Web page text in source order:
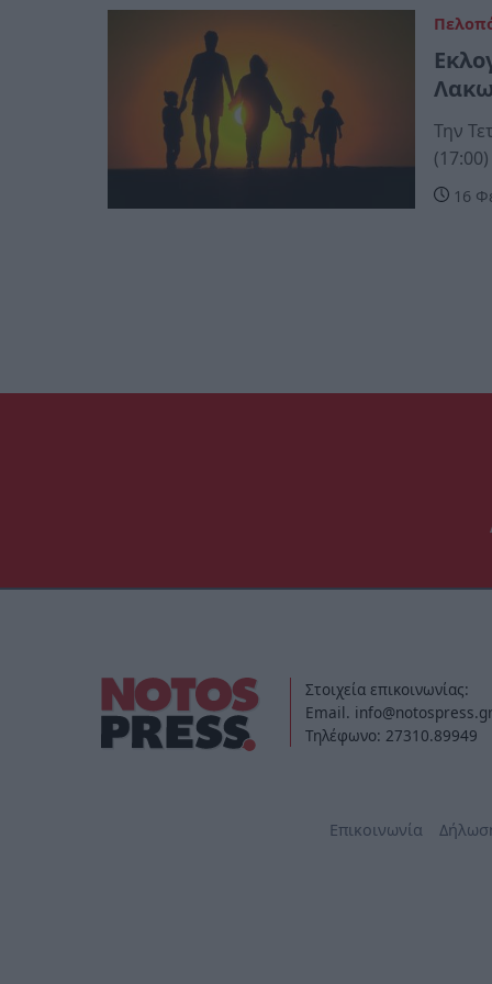
Την
(17:00)
16
Στοιχεία επικοινωνίας:
Email. info@notospress.gr
Τηλέφωνο: 27310.89949
Επικοινωνία